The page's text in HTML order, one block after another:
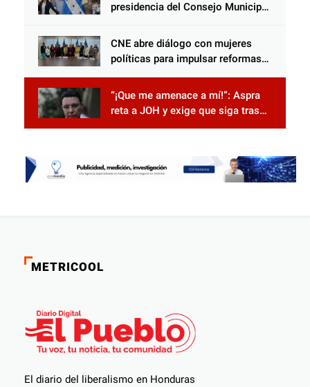
presidencia del Consejo Municipal
Censo Nacional 2026
CNE abre diálogo con mujeres
políticas para impulsar reformas
“¡Que me amenace a mí!”: Aspra
reta a JOH y exige que siga tras
las rejas
METRICOOL
El diario del liberalismo en Honduras